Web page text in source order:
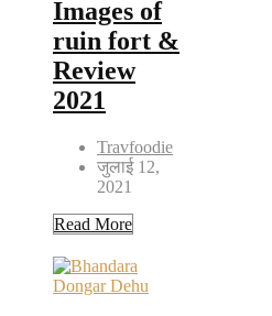
Images of
ruin fort &
Review
2021
Travfoodie
जुलाई 12,
2021
Read More